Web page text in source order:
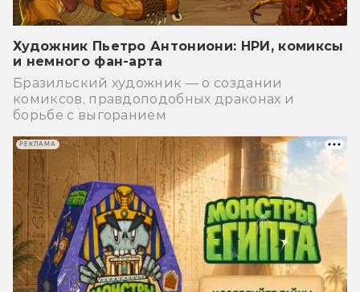
Художник Пьетро Антониони: НРИ, комиксы
и немного фан-арта
Бразильский художник — о создании
комиксов, правдоподобных драконах и
борьбе с выгоранием
РЕКЛАМА